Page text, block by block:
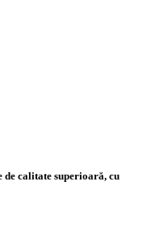
calitate superioară, cu